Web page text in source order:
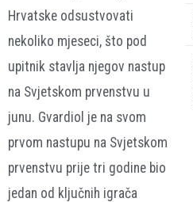
Hrvatske odsustvovati
nekoliko mjeseci, što pod
upitnik stavlja njegov nastup
na Svjetskom prvenstvu u
junu. Gvardiol je na svom
prvom nastupu na Svjetskom
prvenstvu prije tri godine bio
jedan od ključnih igrača